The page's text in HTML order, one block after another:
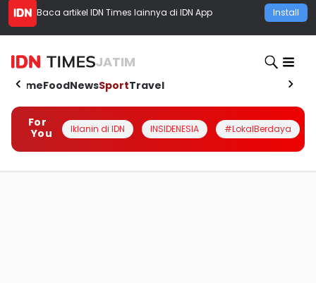
Baca artikel IDN Times lainnya di IDN App Install
JATIM
HomeFoodNewsSportTravel
For
You
Iklanin di IDN INSIDENESIA #LokalBerdaya